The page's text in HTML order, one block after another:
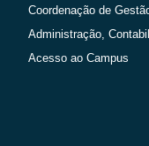
Coordenação de
Administração,
Acesso ao Campus